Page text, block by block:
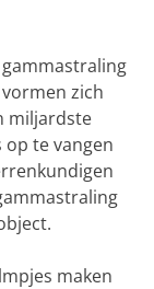
zich
miljardste
te vangen
maken